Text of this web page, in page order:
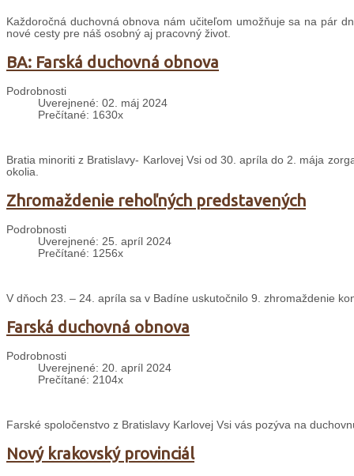
Každoročná duchovná obnova nám učiteľom umožňuje sa na pár
nové cesty pre náš osobný aj pracovný život.
BA: Farská duchovná obnova
Podrobnosti
Uverejnené: 02. máj 2024
Prečítané: 1630x
Bratia minoriti z Bratislavy- Karlovej Vsi od 30. apríla do 2. mája
okolia.
Zhromaždenie rehoľných predstavených
Podrobnosti
Uverejnené: 25. apríl 2024
Prečítané: 1256x
V dňoch 23. – 24. apríla sa v Badíne uskutočnilo 9. zhromaždenie
Farská duchovná obnova
Podrobnosti
Uverejnené: 20. apríl 2024
Prečítané: 2104x
Farské spoločenstvo z Bratislavy Karlovej Vsi vás pozýva na
Nový krakovský provinciál